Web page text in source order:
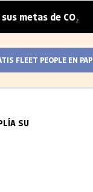
| La
FLEET PEOPLE EN
SU